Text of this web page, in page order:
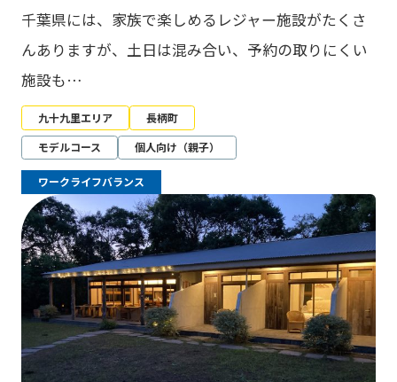
千葉県には、家族で楽しめるレジャー施設がたくさ
んありますが、土日は混み合い、予約の取りにくい
施設も…
九十九里エリア
長柄町
モデルコース
個人向け（親子）
ワークライフバランス